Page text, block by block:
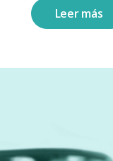
Leer más